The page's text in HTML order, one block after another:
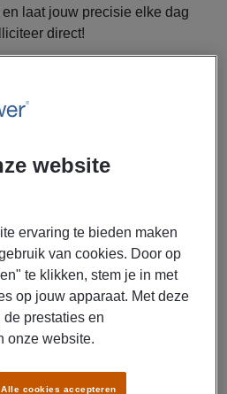
laat jouw precisie elke dag
direct!
voor een
metaalbewerking ga jij je
van dunwandige metalen
voornamelijk aluminium en
een lasbank
website
ervaring te bieden maken
van cookies. Door op
te klikken, stem je in met
op jouw apparaat. Met deze
prestaties en
onze website.
Alle cookies accepteren